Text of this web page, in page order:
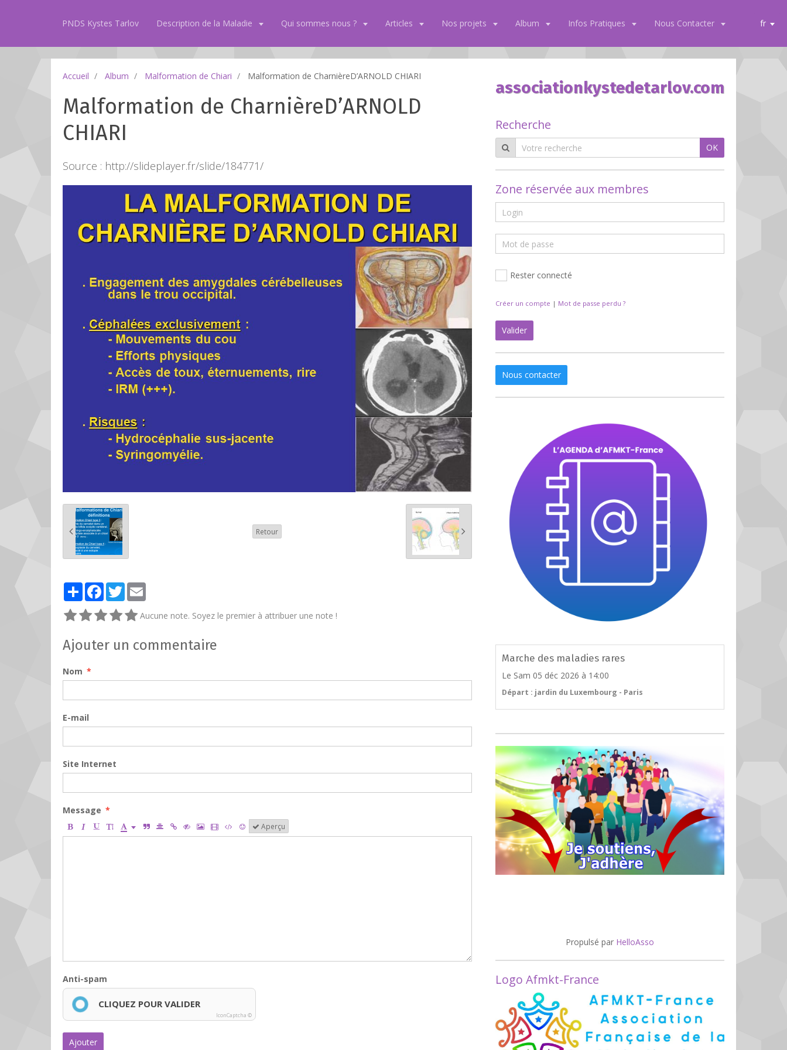
PNDS Kystes Tarlov Description de la Maladie Qui sommes nous ? Articles Nos projets Album Infos Pratiques Nous Contacter fr
Accueil Album Malformation de Chiari Malformation de CharnièreD’ARNOLD CHIARI
Malformation de CharnièreD’ARNOLD
CHIARI
Source : http://slideplayer.fr/slide/184771/
Retour
PartagerFacebook
Twitter
Aucune note. Soyez le premier à attribuer une note !
Ajouter un commentaire
Nom
E-mail
Site Internet
Message
Aperçu
Anti-spam
CLIQUEZ POUR VALIDER
IconCaptcha ©
Ajouter
associationkystedetarlov.com
Recherche
OK
Zone réservée aux membres
Rester connecté
Créer un compte | Mot de passe perdu ?
Valider
Nous contacter
Marche des maladies rares
Le Sam 05 déc 2026 à 14:00
Départ : jardin du Luxembourg - Paris
Propulsé par HelloAsso
Logo Afmkt-France